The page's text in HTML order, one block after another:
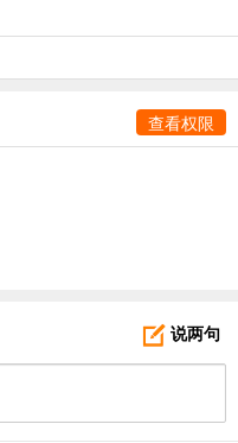
查看权限
说两句